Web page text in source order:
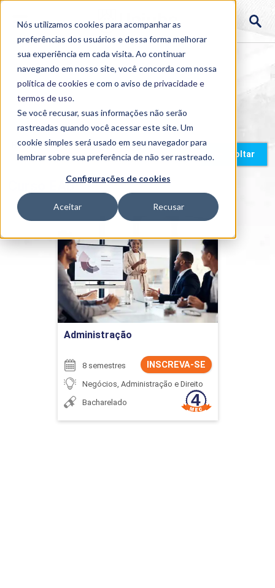
Nós utilizamos cookies para acompanhar as
preferências dos usuários e dessa forma melhorar
sua experiência em cada visita. Ao continuar
navegando em nosso site, você concorda com nossa
política de cookies e com o aviso deprivacidade e
termos de uso.
Se você recusar, suas informações não serão
rastreadas quando você acessar este site. Um
cookie simples será usado em seu navegador para
lembrar sobre sua preferência de não ser rastreado.
Configurações de cookies
Aceitar Recusar
Home > Cursos > EAD >Graduação
Voltar
Curso EAD
Administração
INSCREVA-SE
8 semestres
Negócios, Administração e Direito
Bacharelado
Detalhes do curso
Ir para Inscrição